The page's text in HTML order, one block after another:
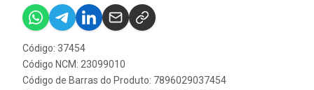
Código: 37454
Código NCM: 23099010
Código de Barras do Produto: 7896029037454